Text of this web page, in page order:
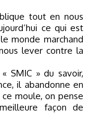
tout en nous
ce qui est
monde marchand
lever contre la
SMIC » du savoir,
il abandonne en
moule, on pense
façon de